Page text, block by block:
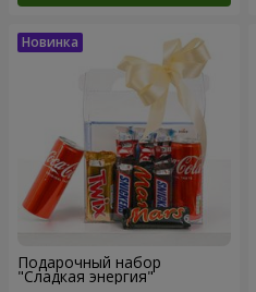
Подарочный набор
"Сладкая энергия"